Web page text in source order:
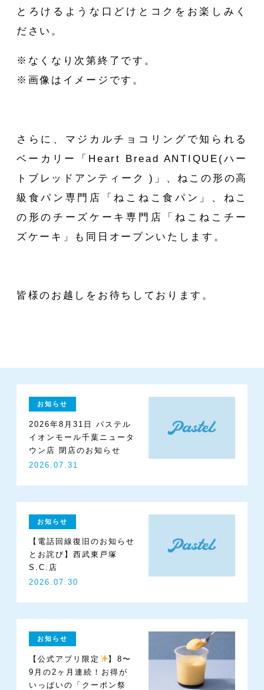
とろけるような口どけとコクをお楽しみく
ださい。
※なくなり次第終了です。
※画像はイメージです。
さらに、マジカルチョコリングで知られる
ベーカリー「 Heart Bread ANTIQUE(ハー
トブレッドアンティーク ) 」、ねこの形の高
級食パン専門店「 ねこねこ食パン 」、ねこ
の形のチーズケーキ専門店「 ねこねこチー
ズケーキ 」も同日オープンいたします。
皆様のお越しをお待ちしております。
お知らせ
2026年8月31日 パステル
イオンモール千葉ニュータ
ウン店 閉店のお知らせ
2026.07.31
お知らせ
【電話回線復旧のお知らせ
とお詫び】西武東戸塚
S.C.店
2026.07.30
お知らせ
【公式アプリ限定
】8〜
9月の2ヶ月連続！お得が
いっぱいの「クーポン祭